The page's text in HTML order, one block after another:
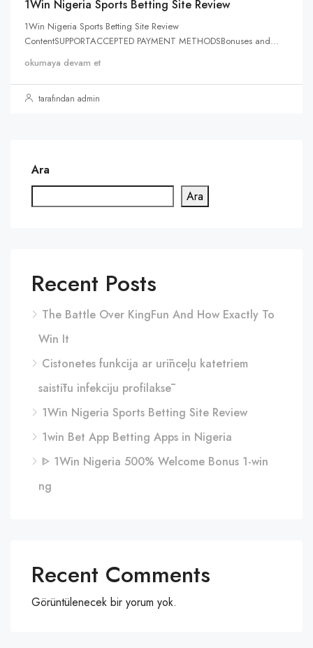
1Win Nigeria Sports Betting Site Review
1Win Nigeria Sports Betting Site Review
ContentSUPPORTACCEPTED PAYMENT METHODSBonuses and...
okumaya devam et
tarafından admin
Ara
Ara
Recent Posts
The Battle Over KingFun And How Exactly To
Win It
Cistonetes funkcija ar urīnceļu katetriem
saistītu infekciju profilaksē
1Win Nigeria Sports Betting Site Review
1win Bet App Betting Apps in Nigeria
ᐈ 1Win Nigeria 500% Welcome Bonus 1-win
ng
Recent Comments
Görüntülenecek bir yorum yok.